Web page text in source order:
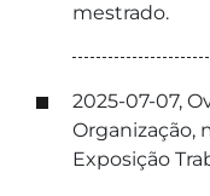
mestrado.
2025-07-07,
Exposição